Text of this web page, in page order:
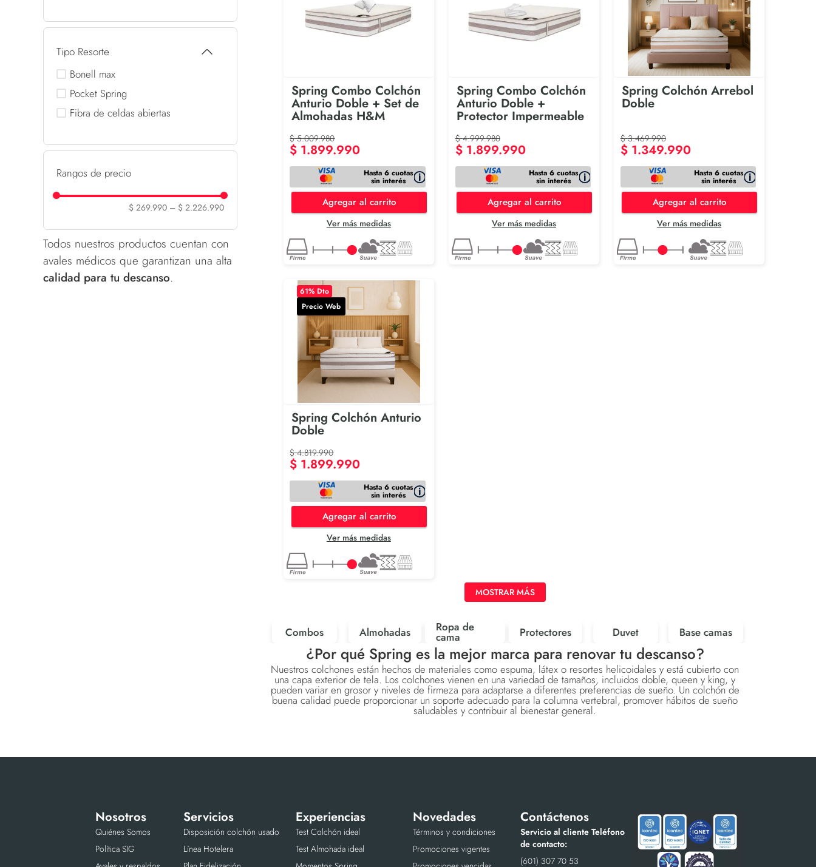
Tipo Resorte
Bonell max
Pocket Spring
Fibra de celdas abiertas
Rangos de precio
$ 269.990 – $ 2.226.990
Todos nuestros productos cuentan con
avales médicos que garantizan una alta
calidad para tu descanso.
Spring Combo Colchón
Anturio Doble + Set de
Almohadas H&M
$ 5.009.980
$ 1.899.990
Hasta 6 cuotas
sin interés
Agregar al carrito
Ver más medidas
Spring Combo Colchón
Anturio Doble +
Protector Impermeable
$ 4.999.980
$ 1.899.990
Hasta 6 cuotas
sin interés
Agregar al carrito
Ver más medidas
Spring Colchón Arrebol
Doble
$ 3.469.990
$ 1.349.990
Hasta 6 cuotas
sin interés
Agregar al carrito
Ver más medidas
61% Dto
Precio Web
Spring Colchón Anturio
Doble
$ 4.819.990
$ 1.899.990
Hasta 6 cuotas
sin interés
Agregar al carrito
Ver más medidas
MOSTRAR MÁS
Combos Almohadas Ropa de
cama Protectores Duvet Base camas
¿Por qué Spring es la mejor marca para renovar tu descanso?
Nuestros colchones están hechos de materiales como espuma, látex o resortes helicoidales y está cubierto con
una capa exterior de tela. Los colchones vienen en una variedad de tamaños, incluidos doble, queen y king, y
pueden variar en grosor y niveles de firmeza para adaptarse a diferentes preferencias de sueño. Un colchón de
buena calidad puede proporcionar un soporte adecuado para la columna vertebral, promover hábitos de sueño
saludables y contribuir al bienestar general.
Nosotros
Quiénes Somos
Política SIG
Servicios
Disposición colchón usado
Línea Hotelera
Experiencias
Test Colchón ideal
Test Almohada ideal
Novedades
Términos y condiciones
Promociones vigentes
Contáctenos
Servicio al cliente Teléfono
de contacto:
(601) 307 70 53